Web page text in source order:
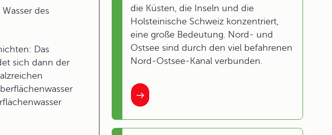
des
Das
sich dann der
die Küsten, die Inseln und die
Holsteinische Schweiz konzentriert,
eine große Bedeutung. Nord- und
Ostsee sind durch den viel befahrenen
Nord-Ostsee-Kanal verbunden.